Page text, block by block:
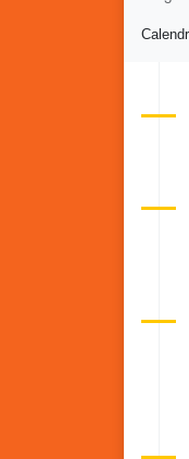
Vakans o
PDF